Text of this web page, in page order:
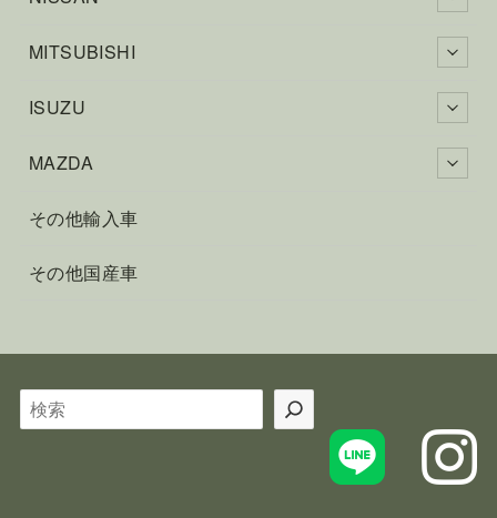
MITSUBISHI
ISUZU
MAZDA
その他輸入車
その他国産車
検
索